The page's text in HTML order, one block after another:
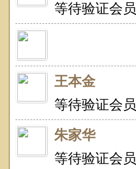
等待验证会员
王本金
等待验证会员
朱家华
等待验证会员